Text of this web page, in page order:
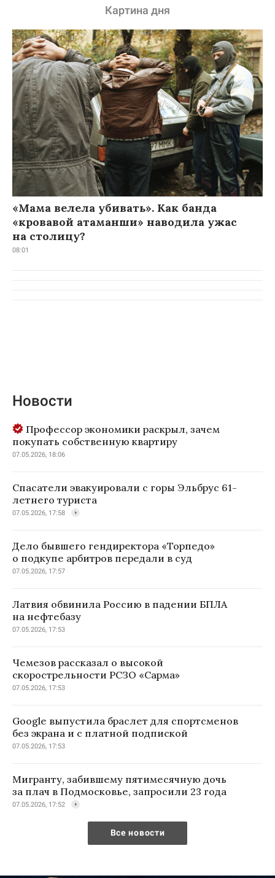
Картина дня
«Мама велела убивать». Как банда
«кровавой атаманши» наводила ужас
на столицу?
08:01
Новости
Профессор экономики раскрыл, зачем
покупать собственную квартиру
07.05.2026, 18:06
Спасатели эвакуировали с горы Эльбрус 61-
летнего туриста
07.05.2026, 17:58
Дело бывшего гендиректора «Торпедо»
о подкупе арбитров передали в суд
07.05.2026, 17:57
Латвия обвинила Россию в падении БПЛА
на нефтебазу
07.05.2026, 17:53
Чемезов рассказал о высокой
скорострельности РСЗО «Сарма»
07.05.2026, 17:53
Google выпустила браслет для спортсменов
без экрана и с платной подпиской
07.05.2026, 17:53
Мигранту, забившему пятимесячную дочь
за плач в Подмосковье, запросили 23 года
07.05.2026, 17:52
Все новости